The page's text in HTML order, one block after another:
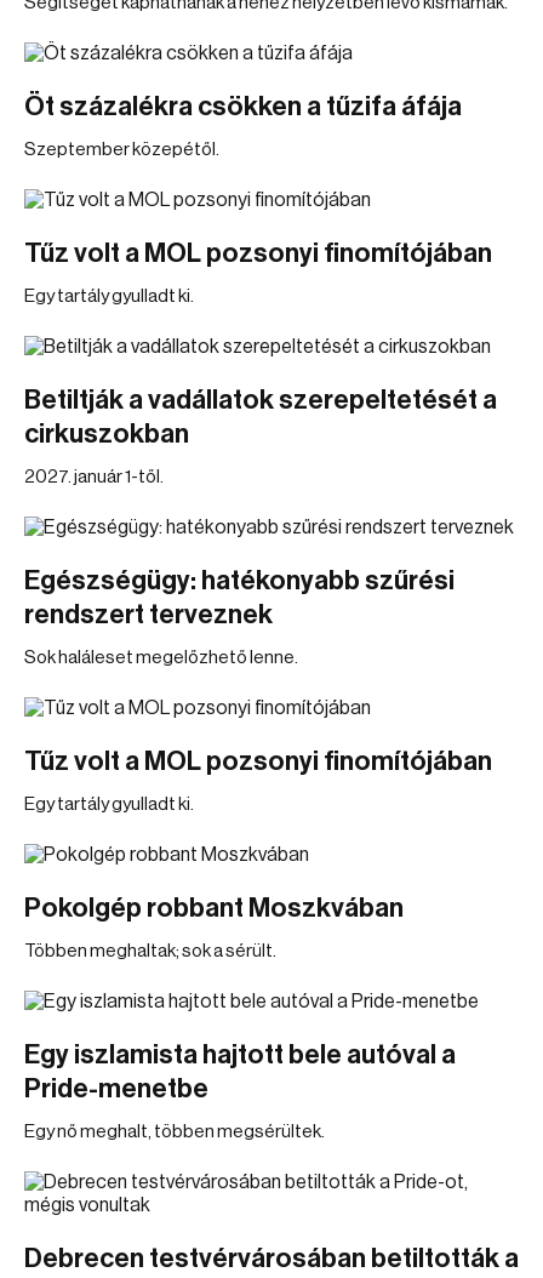
Öt százalékra csökken a tűzifa áfája
Szeptember közepétől.
Tűz volt a MOL pozsonyi finomítójában
Egy tartály gyulladt ki.
Betiltják a vadállatok szerepeltetését a
cirkuszokban
2027. január 1-től.
Egészségügy: hatékonyabb szűrési
rendszert terveznek
Sok haláleset megelőzhető lenne.
Tűz volt a MOL pozsonyi finomítójában
Egy tartály gyulladt ki.
Pokolgép robbant Moszkvában
Többen meghaltak; sok a sérült.
Egy iszlamista hajtott bele autóval a
Pride-menetbe
Egy nő meghalt, többen megsérültek.
Debrecen testvérvárosában betiltották a